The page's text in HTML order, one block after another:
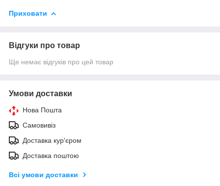
Приховати
Відгуки про товар
Ще немає відгуків про цей товар
Умови доставки
Нова Пошта
Самовивіз
Доставка кур'єром
Доставка поштою
Всі умови доставки